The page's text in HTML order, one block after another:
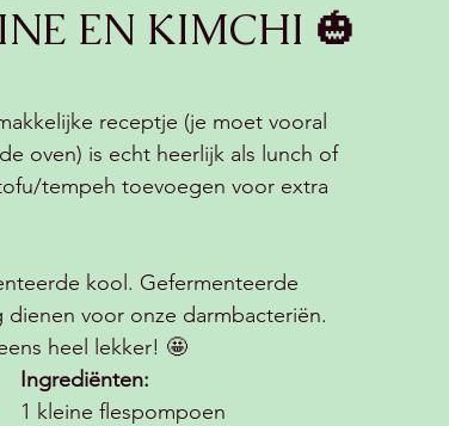
EN KIMCHI 🎃
receptje (je moet vooral
oven) is echt heerlijk als lunch of
tempeh toevoegen voor extra
kool. Gefermenteerde
voor onze darmbacteriën.
heel lekker! 🤩
Ingrediënten:
1 kleine flespompoen